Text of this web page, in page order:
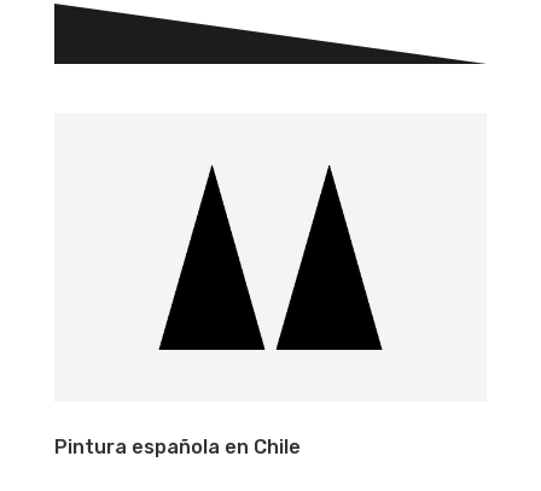
Pintura española en Chile